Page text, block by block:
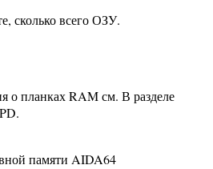
сколько всего ОЗУ.
о планках RAM см. В разделе
памяти AIDA64